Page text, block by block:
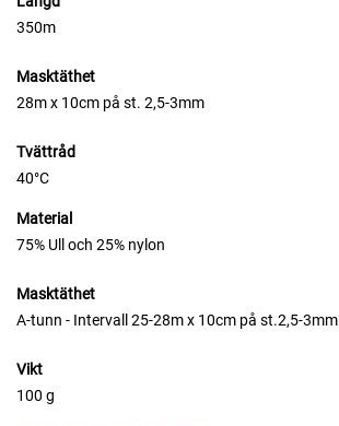
350m
Masktäthet
28m x 10cm på st. 2,5-3mm
Tvättråd
40°C
Material
75% Ull och 25% nylon
Masktäthet
A-tunn - Intervall 25-28m x 10cm på st.2,5-3mm
Vikt
100 g